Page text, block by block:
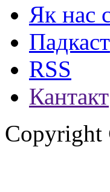
Як нас
Падкаст
RSS
Кантакт